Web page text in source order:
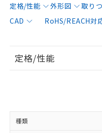
定格/性能 外形図 取り
CAD
RoHS/REACH対
定格/性能
種類